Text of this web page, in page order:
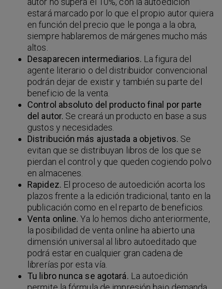
estará marcado por lo que el propio autor quiera
en función del precio que le ponga a la obra,
siempre hablaremos de márgenes mucho más
altos.
Desaparecen intermediarios. La figura del
agente literario o del distribuidor convencional
podrán dejar de existir y también su parte del
beneficio de la venta.
Control absoluto del producto final por parte
del autor. Se creará un producto en base a sus
gustos y necesidades.
Distribución más ajustada a objetivos. Se
evitan que se distribuyan libros de los que se
pierdan el control y que queden cogiendo polvo
en almacenes.
Rapidez. El proceso de autoedición acorta los
plazos frente a la edición tradicional, tanto en la
publicación como en el reparto de beneficios.
Venta online. Ya lo hemos dicho anteriormente,
la posibilidad de venta online ha abierto una
dimensión universal al libro autoeditado que
podrá estar en cualquier gran cadena de
librerías por esta vía.
Tu libro nunca se agotará. La autoedición